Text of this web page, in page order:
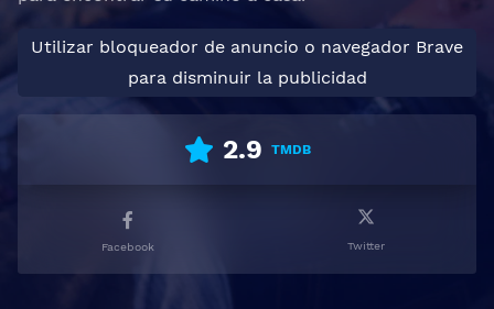
Utilizar bloqueador de anuncio o navegador Brave
para disminuir la publicidad
2.9 TMDB
Facebook Twitter